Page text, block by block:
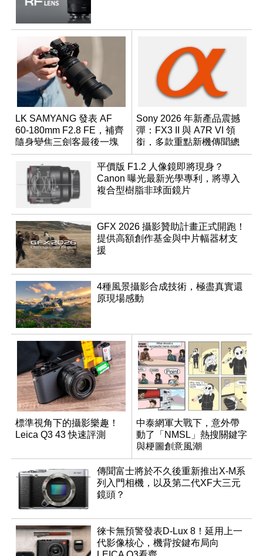
LK SAMYANG 發表 AF
60-180mm F2.8 FE，補齊
隨身變焦三劍客最後一塊
拼圖
Sony 2026 年新產品震撼
彈：FX3 II 與 A7R VI 領
銜，多款重點新機傳聞總
整理
平價版 F1.2 人像鏡即將現身？
Canon 曝光最新光學專利，將導入
複合型樹脂非球面鏡片
GFX 2026 攝影贊助計畫正式開跑！
提供高額創作基金與中片幅器材支
援
4種風景攝影合成技術，極盡真實還
原現場感動
標準視角下的攝影樂趣！
Leica Q3 43 快速評測
中泰網軍大戰下，意外帶
動了「NMSL」熱搜關鍵字
與梗圖創意風潮
傳聞富士將於不久後重新推出X-M系
列入門相機，以及第二代XF大三元
鏡頭？
徠卡無預警發表D-Lux 8！延用上一
代影像核心，機背按鍵布局向